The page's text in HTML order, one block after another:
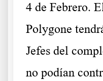
4 de Febrero.
Polygone
Jefes del
no podían